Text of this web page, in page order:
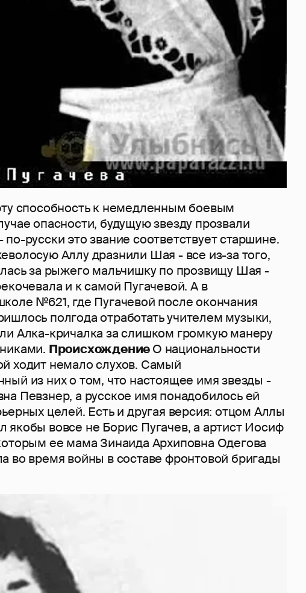
способность к немедленным боевым
опасности, будущую звезду прозвали
русски это звание соответствует старшине.
Аллу дразнили Шая - все из-за того,
за рыжего мальчишку по прозвищу Шая -
и к самой Пугачевой. А в
№621, где Пугачевой после окончания
полгода отработать учителем музыки,
Алка-кричалка за слишком громкую манеру
ПроисхождениеО национальности
ходит немало слухов. Самый
из них о том, что настоящее имя звезды -
Певзнер, а русское имя понадобилось ей
целей. Есть и другая версия: отцом Аллы
якобы вовсе не Борис Пугачев, а артист Иосиф
ее мама Зинаида Архиповна Одегова
во время войны в составе фронтовой бригады